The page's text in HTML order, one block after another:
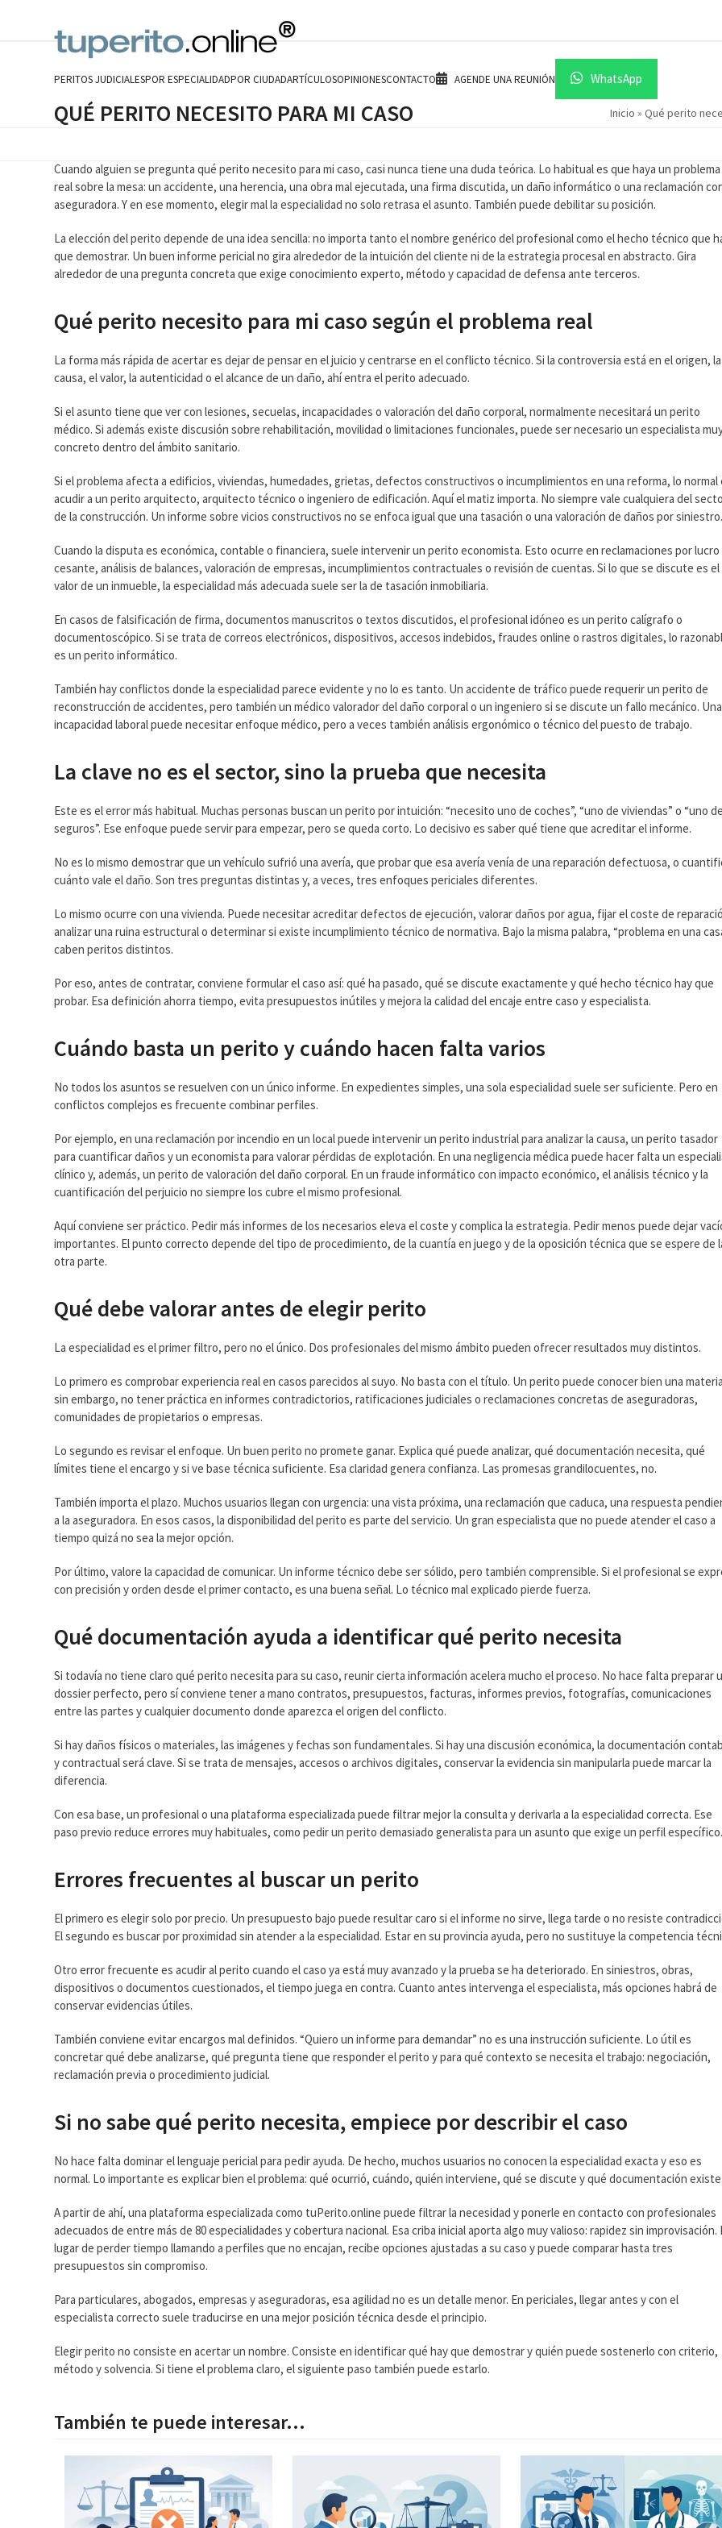
PERITOS JUDICIALESPOR ESPECIALIDADPOR CIUDADARTÍCULOSOPINIONESCONTACTO AGENDE UNA REUNIÓN WhatsApp
QUÉ PERITO NECESITO PARA MI CASO Inicio » Qué perito
Cuando alguien se pregunta qué perito necesito para mi caso, casi nunca tiene una duda teórica. Lo habitual es que haya un problema
real sobre la mesa: un accidente, una herencia, una obra mal ejecutada, una firma discutida, un daño informático o una reclamación
aseguradora. Y en ese momento, elegir mal la especialidad no solo retrasa el asunto. También puede debilitar su posición.
La elección del perito depende de una idea sencilla: no importa tanto el nombre genérico del profesional como el hecho técnico que
que demostrar. Un buen informe pericial no gira alrededor de la intuición del cliente ni de la estrategia procesal en abstracto. Gira
alrededor de una pregunta concreta que exige conocimiento experto, método y capacidad de defensa ante terceros.
Qué perito necesito para mi caso según el problema real
La forma más rápida de acertar es dejar de pensar en el juicio y centrarse en el conflicto técnico. Si la controversia está en el origen, la
causa, el valor, la autenticidad o el alcance de un daño, ahí entra el perito adecuado.
Si el asunto tiene que ver con lesiones, secuelas, incapacidades o valoración del daño corporal, normalmente necesitará un perito
médico. Si además existe discusión sobre rehabilitación, movilidad o limitaciones funcionales, puede ser necesario un especialista
concreto dentro del ámbito sanitario.
Si el problema afecta a edificios, viviendas, humedades, grietas, defectos constructivos o incumplimientos en una reforma, lo normal
acudir a un perito arquitecto, arquitecto técnico o ingeniero de edificación. Aquí el matiz importa. No siempre vale cualquiera del
de la construcción. Un informe sobre vicios constructivos no se enfoca igual que una tasación o una valoración de daños por siniestro.
Cuando la disputa es económica, contable o financiera, suele intervenir un perito economista. Esto ocurre en reclamaciones por lucro
cesante, análisis de balances, valoración de empresas, incumplimientos contractuales o revisión de cuentas. Si lo que se discute es el
valor de un inmueble, la especialidad más adecuada suele ser la de tasación inmobiliaria.
En casos de falsificación de firma, documentos manuscritos o textos discutidos, el profesional idóneo es un perito calígrafo o
documentoscópico. Si se trata de correos electrónicos, dispositivos, accesos indebidos, fraudes online o rastros digitales, lo
es un perito informático.
También hay conflictos donde la especialidad parece evidente y no lo es tanto. Un accidente de tráfico puede requerir un perito de
reconstrucción de accidentes, pero también un médico valorador del daño corporal o un ingeniero si se discute un fallo mecánico. Una
incapacidad laboral puede necesitar enfoque médico, pero a veces también análisis ergonómico o técnico del puesto de trabajo.
La clave no es el sector, sino la prueba que necesita
Este es el error más habitual. Muchas personas buscan un perito por intuición: “necesito uno de coches”, “uno de viviendas” o “uno de
seguros”. Ese enfoque puede servir para empezar, pero se queda corto. Lo decisivo es saber qué tiene que acreditar el informe.
No es lo mismo demostrar que un vehículo sufrió una avería, que probar que esa avería venía de una reparación defectuosa, o
cuánto vale el daño. Son tres preguntas distintas y, a veces, tres enfoques periciales diferentes.
Lo mismo ocurre con una vivienda. Puede necesitar acreditar defectos de ejecución, valorar daños por agua, fijar el coste de
analizar una ruina estructural o determinar si existe incumplimiento técnico de normativa. Bajo la misma palabra, “problema en una
caben peritos distintos.
Por eso, antes de contratar, conviene formular el caso así: qué ha pasado, qué se discute exactamente y qué hecho técnico hay que
probar. Esa definición ahorra tiempo, evita presupuestos inútiles y mejora la calidad del encaje entre caso y especialista.
Cuándo basta un perito y cuándo hacen falta varios
No todos los asuntos se resuelven con un único informe. En expedientes simples, una sola especialidad suele ser suficiente. Pero en
conflictos complejos es frecuente combinar perfiles.
Por ejemplo, en una reclamación por incendio en un local puede intervenir un perito industrial para analizar la causa, un perito tasador
para cuantificar daños y un economista para valorar pérdidas de explotación. En una negligencia médica puede hacer falta un
clínico y, además, un perito de valoración del daño corporal. En un fraude informático con impacto económico, el análisis técnico y la
cuantificación del perjuicio no siempre los cubre el mismo profesional.
Aquí conviene ser práctico. Pedir más informes de los necesarios eleva el coste y complica la estrategia. Pedir menos puede dejar
importantes. El punto correcto depende del tipo de procedimiento, de la cuantía en juego y de la oposición técnica que se espere de
otra parte.
Qué debe valorar antes de elegir perito
La especialidad es el primer filtro, pero no el único. Dos profesionales del mismo ámbito pueden ofrecer resultados muy distintos.
Lo primero es comprobar experiencia real en casos parecidos al suyo. No basta con el título. Un perito puede conocer bien una
sin embargo, no tener práctica en informes contradictorios, ratificaciones judiciales o reclamaciones concretas de aseguradoras,
comunidades de propietarios o empresas.
Lo segundo es revisar el enfoque. Un buen perito no promete ganar. Explica qué puede analizar, qué documentación necesita, qué
límites tiene el encargo y si ve base técnica suficiente. Esa claridad genera confianza. Las promesas grandilocuentes, no.
También importa el plazo. Muchos usuarios llegan con urgencia: una vista próxima, una reclamación que caduca, una respuesta
a la aseguradora. En esos casos, la disponibilidad del perito es parte del servicio. Un gran especialista que no puede atender el caso a
tiempo quizá no sea la mejor opción.
Por último, valore la capacidad de comunicar. Un informe técnico debe ser sólido, pero también comprensible. Si el profesional se
con precisión y orden desde el primer contacto, es una buena señal. Lo técnico mal explicado pierde fuerza.
Qué documentación ayuda a identificar qué perito necesita
Si todavía no tiene claro qué perito necesita para su caso, reunir cierta información acelera mucho el proceso. No hace falta preparar
dossier perfecto, pero sí conviene tener a mano contratos, presupuestos, facturas, informes previos, fotografías, comunicaciones
entre las partes y cualquier documento donde aparezca el origen del conflicto.
Si hay daños físicos o materiales, las imágenes y fechas son fundamentales. Si hay una discusión económica, la documentación
y contractual será clave. Si se trata de mensajes, accesos o archivos digitales, conservar la evidencia sin manipularla puede marcar la
diferencia.
Con esa base, un profesional o una plataforma especializada puede filtrar mejor la consulta y derivarla a la especialidad correcta. Ese
paso previo reduce errores muy habituales, como pedir un perito demasiado generalista para un asunto que exige un perfil específico.
Errores frecuentes al buscar un perito
El primero es elegir solo por precio. Un presupuesto bajo puede resultar caro si el informe no sirve, llega tarde o no resiste
El segundo es buscar por proximidad sin atender a la especialidad. Estar en su provincia ayuda, pero no sustituye la competencia
Otro error frecuente es acudir al perito cuando el caso ya está muy avanzado y la prueba se ha deteriorado. En siniestros, obras,
dispositivos o documentos cuestionados, el tiempo juega en contra. Cuanto antes intervenga el especialista, más opciones habrá de
conservar evidencias útiles.
También conviene evitar encargos mal definidos. “Quiero un informe para demandar” no es una instrucción suficiente. Lo útil es
concretar qué debe analizarse, qué pregunta tiene que responder el perito y para qué contexto se necesita el trabajo: negociación,
reclamación previa o procedimiento judicial.
Si no sabe qué perito necesita, empiece por describir el caso
No hace falta dominar el lenguaje pericial para pedir ayuda. De hecho, muchos usuarios no conocen la especialidad exacta y eso es
normal. Lo importante es explicar bien el problema: qué ocurrió, cuándo, quién interviene, qué se discute y qué documentación existe.
A partir de ahí, una plataforma especializada como tuPerito.online puede filtrar la necesidad y ponerle en contacto con profesionales
adecuados de entre más de 80 especialidades y cobertura nacional. Esa criba inicial aporta algo muy valioso: rapidez sin improvisación.
lugar de perder tiempo llamando a perfiles que no encajan, recibe opciones ajustadas a su caso y puede comparar hasta tres
presupuestos sin compromiso.
Para particulares, abogados, empresas y aseguradoras, esa agilidad no es un detalle menor. En periciales, llegar antes y con el
especialista correcto suele traducirse en una mejor posición técnica desde el principio.
Elegir perito no consiste en acertar un nombre. Consiste en identificar qué hay que demostrar y quién puede sostenerlo con criterio,
método y solvencia. Si tiene el problema claro, el siguiente paso también puede estarlo.
También te puede interesar...